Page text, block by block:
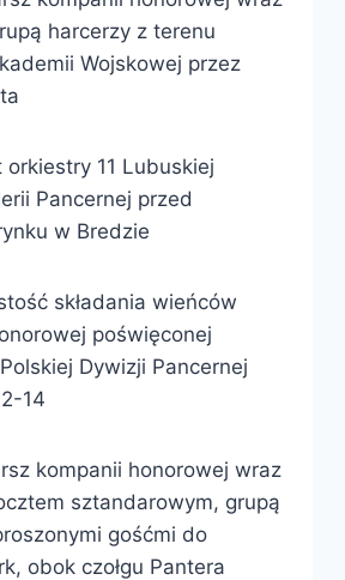
harcerzy z terenu
Wojskowej przez
orkiestry 11 Lubuskiej
Pancernej przed
w Bredzie
składania wieńców
poświęconej
Dywizji Pancernej
14
kompanii honorowej wraz
sztandarowym, grupą
gośćmi do
obok czołgu Pantera